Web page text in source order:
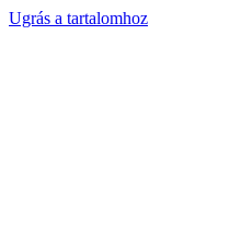
Ugrás a tartalomhoz